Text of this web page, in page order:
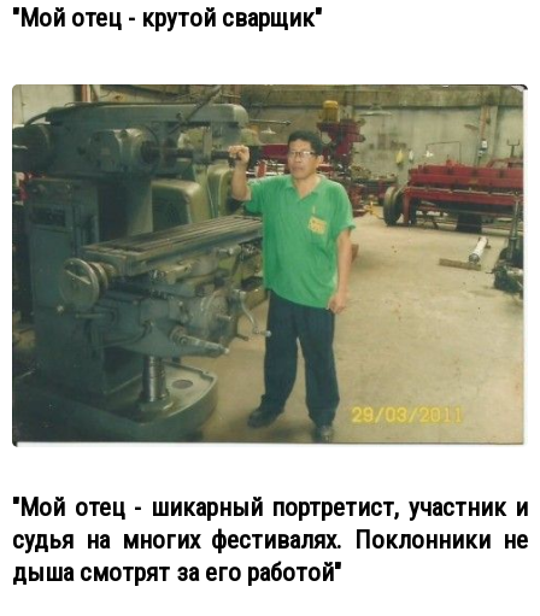
"Мой отец - крутой сварщик"
"Мой отец - шикарный портретист, участник и
судья на многих фестивалях. Поклонники не
дыша смотрят за его работой"